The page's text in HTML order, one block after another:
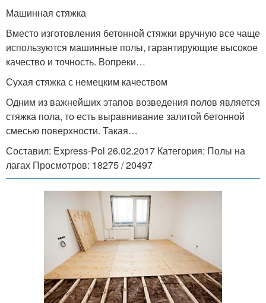
Машинная стяжка
Вместо изготовления бетонной стяжки вручную все чаще
используются машинные полы, гарантирующие высокое
качество и точность. Вопреки…
Сухая стяжка с немецким качеством
Одним из важнейших этапов возведения полов является
стяжка пола, то есть выравнивание залитой бетонной
смесью поверхности. Такая…
Составил: Express-Pol 26.02.2017 Категория: Полы на
лагах Просмотров: 18275 / 20497